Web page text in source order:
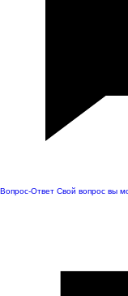
Вопрос-Ответ Свой вопрос вы